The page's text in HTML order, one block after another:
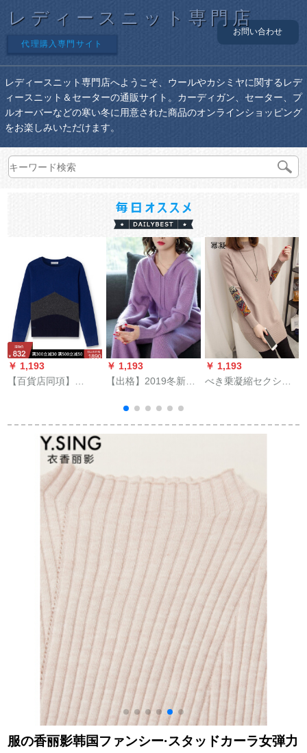
レディースニット専門店
代理購入専門サイト
お問い合わせ
レディースニット専門店へようこそ、ウールやカシミヤに関するレデ
ィースニット＆セーターの通販サイト。カーディガン、セーター、プ
ルオーバーなどの寒い冬に用意された商品のオンラインショッピング
をお楽しみいただけます。
￥ 1,193
【百貨店同項】
ル・ラウドネルセン
￥ 1,193
【出格】2019冬新作
着られます]
￥ 1,193
べき乗凝縮セクシ
グハーク女子上浅カ
服の香丽影韩国ファンシー·スタッドカーラ女弾力